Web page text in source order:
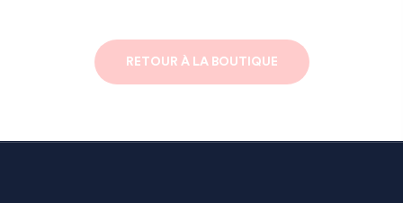
RETOUR À LA BOUTIQUE